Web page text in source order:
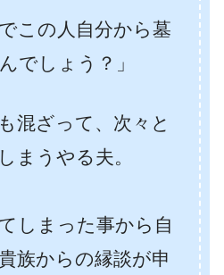
この人自分から墓
でしょう？」
混ざって、次々と
まうやる夫。
しまった事から自
族からの縁談が申